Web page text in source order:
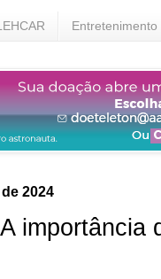
Entretenimento
2024
importância